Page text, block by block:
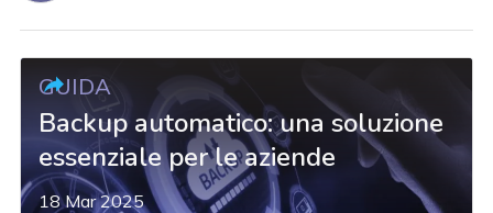
GUIDA
Backup automatico: una soluzione
essenziale per le aziende
18 Mar 2025